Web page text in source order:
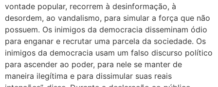
vontade popular, recorrem à desinformação, à
desordem, ao vandalismo, para simular a força que não
possuem. Os inimigos da democracia disseminam ódio
para enganar e recrutar uma parcela da sociedade. Os
inimigos da democracia usam um falso discurso político
para ascender ao poder, para nele se manter de
maneira ilegítima e para dissimular suas reais